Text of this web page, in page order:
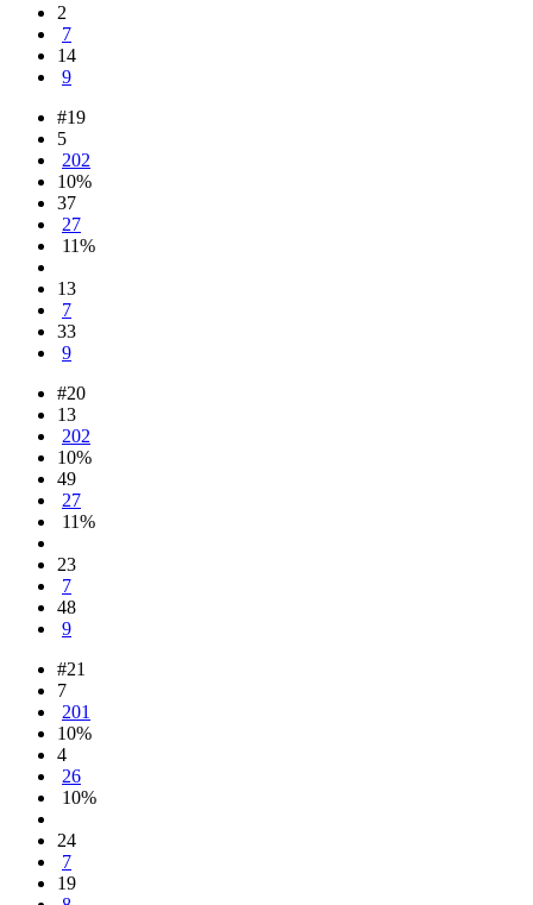
2
7
14
9
#19
5
202
10%
37
27
11%
13
7
33
9
#20
13
202
10%
49
27
11%
23
7
48
9
#21
7
201
10%
4
26
10%
24
7
19